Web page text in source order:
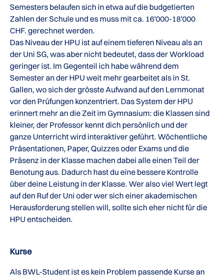
Semesters belaufen sich in etwa auf die budgetierten
Zahlen der Schule und es muss mit ca. 16'000-18'000
CHF. gerechnet werden.
Das Niveau der HPU ist auf einem tieferen Niveau als an
der Uni SG, was aber nicht bedeutet, dass der Workload
geringer ist. Im Gegenteil ich habe während dem
Semester an der HPU weit mehr gearbeitet als in St.
Gallen, wo sich der grösste Aufwand auf den Lernmonat
vor den Prüfungen konzentriert. Das System der HPU
erinnert mehr an die Zeit im Gymnasium: die Klassen sind
kleiner, der Professor kennt dich persönlich und der
ganze Unterricht wird interaktiver geführt. Wöchentliche
Präsentationen, Paper, Quizzes oder Exams und die
Präsenz in der Klasse machen dabei alle einen Teil der
Benotung aus. Dadurch hast du eine bessere Kontrolle
über deine Leistung in der Klasse. Wer also viel Wert legt
auf den Ruf der Uni oder wer sich einer akademischen
Herausforderung stellen will, sollte sich eher nicht für die
HPU entscheiden.
Kurse
Als BWL-Student ist es kein Problem passende Kurse an